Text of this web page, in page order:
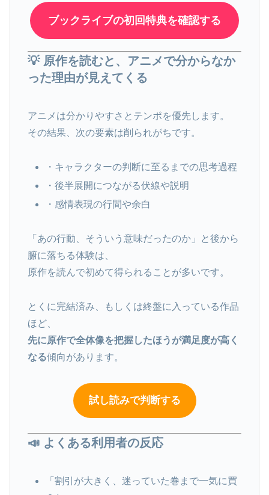
ブックライブの初回特典を確認する
💡 原作を読むと、アニメで分からなか
った理由が見えてくる
アニメは分かりやすさとテンポを優先します。
その結果、次の要素は削られがちです。
・キャラクターの判断に至るまでの思考過程
・後半展開につながる伏線や説明
・感情表現の行間や余白
「あの行動、そういう意味だったのか」と後から
腑に落ちる体験は、
原作を読んで初めて得られることが多いです。
とくに完結済み、もしくは終盤に入っている作品
ほど、
先に原作で全体像を把握したほうが満足度が高く
なる傾向があります。
試し読みで判断する
📣 よくある利用者の反応
「割引が大きく、迷っていた巻まで一気に買